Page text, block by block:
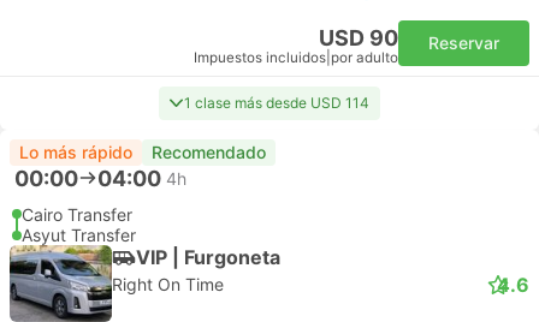
USD 90
Impuestos incluidos por adulto
Reservar
1 clase más desde USD 114
Lo más rápido Recomendado
00:00 04:00 4h
Cairo Transfer
Asyut Transfer
VIP | Furgoneta
Right On Time 4.6